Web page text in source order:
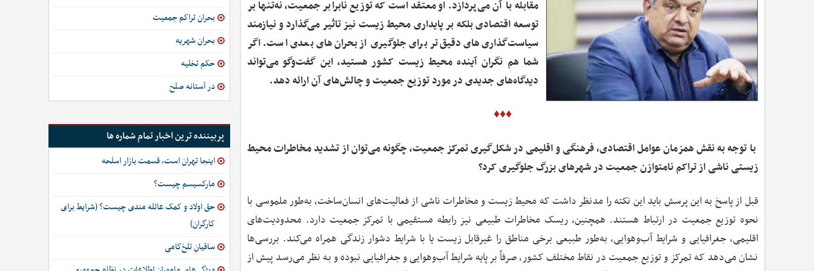
مقابله با آن می‌پردازد. او معتقد است که توزیع نابرابر جمعیت، نه‌تنها بر
توسعه اقتصادی بلکه بر پایداری محیط ‌زیست نیز تاثیر می‌گذارد و نیازمند
سیاست‌گذاری‌های دقیق‌تر برای جلوگیری از بحران‌های بعدی است. اگر
شما هم نگران آینده محیط زیست کشور هستید، این گفت‌وگو می‌تواند
دیدگاه‌های جدیدی در مورد توزیع جمعیت و چالش‌های آن ارائه دهد.
♦♦♦
با توجه به نقش همزمان عوامل اقتصادی، فرهنگی و اقلیمی در شکل‌گیری تمرکز جمعیت، چگونه می‌توان از تشدید مخاطرات محیط
‌زیستی ناشی از تراکم نامتوازن جمعیت در شهرهای بزرگ جلوگیری کرد؟
قبل از پاسخ به این پرسش باید این نکته را مدنظر داشت که محیط ‌زیست و مخاطرات ناشی از فعالیت‌های انسان‌ساخت، به‌طور ملموسی با
نحوه توزیع جمعیت در ارتباط هستند. همچنین، ریسک مخاطرات طبیعی نیز رابطه مستقیمی با تمرکز جمعیت دارد. محدودیت‌های
اقلیمی، جغرافیایی و شرایط آب‌وهوایی، به‌طور طبیعی برخی مناطق را غیرقابل زیست یا با شرایط دشوار زندگی همراه می‌کند. بررسی‌ها
نشان می‌دهد که تمرکز و توزیع جمعیت در نقاط مختلف کشور، صرفاً بر پایه شرایط آب‌وهوایی و جغرافیایی نبوده و به نظر می‌رسد پیش از
بحران تراکم جمعیت
بحران شهریه
حکم تخلیه
در آستانه صلح
پربیننده ترین اخبار تمام شماره ها
اینجا تهران است، قسمت بازار اسلحه
مارکسیسم چیست؟
حق اولاد و کمک عائله مندی چیست؟ (شرایط برای
کارگران)
ساقیانِ تلخ‌کامی